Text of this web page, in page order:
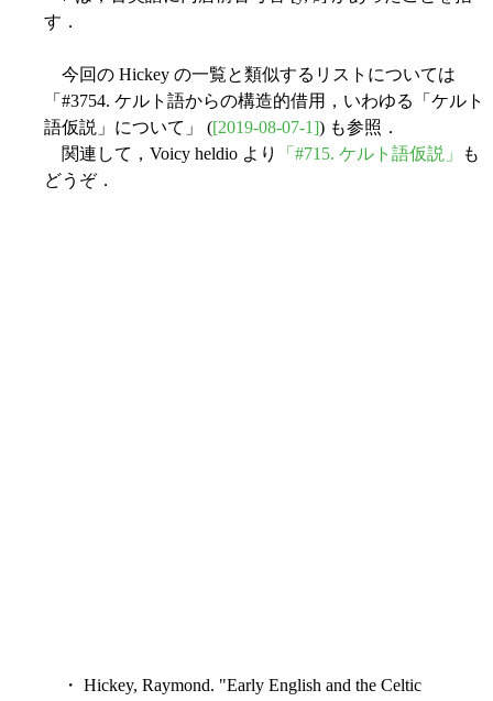
す．
今回の Hickey の一覧と類似するリストについては
「#3754. ケルト語からの構造的借用，いわゆる「ケルト
語仮説」について」 ([2019-08-07-1]) も参照．
関連して，Voicy heldio より
「#715. ケルト語仮説」
も
どうぞ．
・ Hickey, Raymond. "Early English and the Celtic